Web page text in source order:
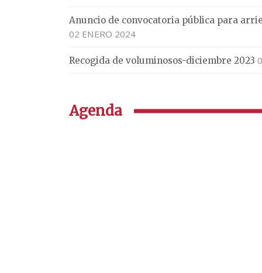
Anuncio de convocatoria pública para
02 ENERO 2024
Recogida de voluminosos-diciembre 2023
Agenda